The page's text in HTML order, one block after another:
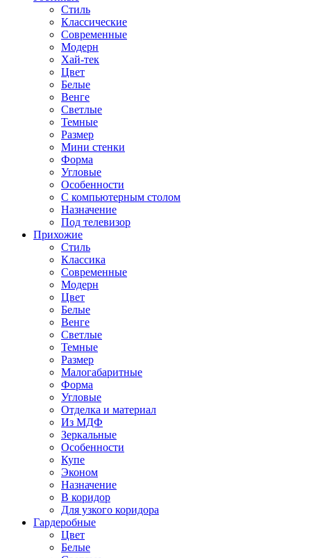
Стиль
Классические
Современные
Модерн
Хай-тек
Цвет
Белые
Венге
Светлые
Темные
Размер
Мини стенки
Форма
Угловые
Особенности
С компьютерным столом
Назначение
Под телевизор
Прихожие
Стиль
Классика
Современные
Модерн
Цвет
Белые
Венге
Светлые
Темные
Размер
Малогабаритные
Форма
Угловые
Отделка и материал
Из МДФ
Зеркальные
Особенности
Купе
Эконом
Назначение
В коридор
Для узкого коридора
Гардеробные
Цвет
Белые